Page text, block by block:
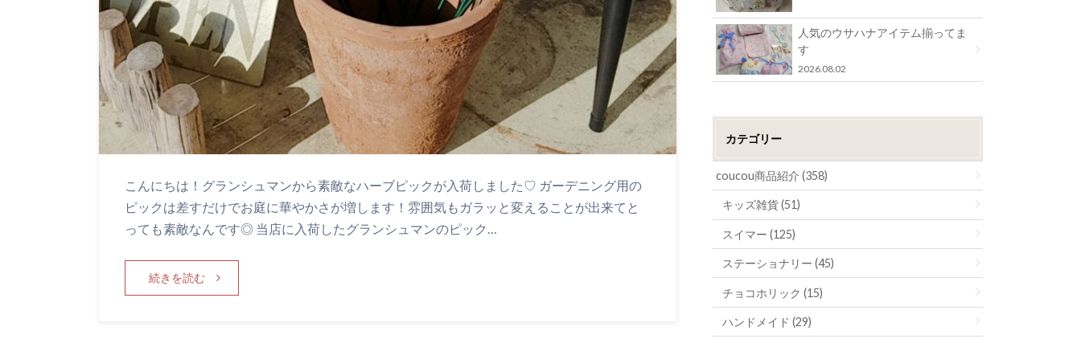
こんにちは！グランシュマンから素敵なハーブピックが入荷しました♡ ガーデニング用の
ピックは差すだけでお庭に華やかさが増します！雰囲気もガラッと変えることが出来てと
っても素敵なんです◎ 当店に入荷したグランシュマンのピック…
続きを読む
人気のウサハナアイテム揃ってま
す
2026.08.02
カテゴリー
coucou商品紹介 (358)
キッズ雑貨 (51)
スイマー (125)
ステーショナリー (45)
チョコホリック (15)
ハンドメイド (29)